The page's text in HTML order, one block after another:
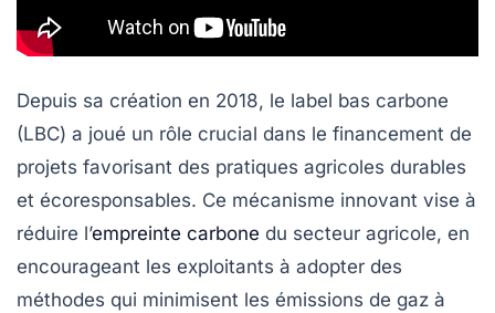
Depuis sa création en 2018, le label bas carbone
(LBC) a joué un rôle crucial dans le financement de
projets favorisant des pratiques agricoles durables
et écoresponsables. Ce mécanisme innovant vise à
réduire l’empreinte carbone du secteur agricole, en
encourageant les exploitants à adopter des
méthodes qui minimisent les émissions de gaz à